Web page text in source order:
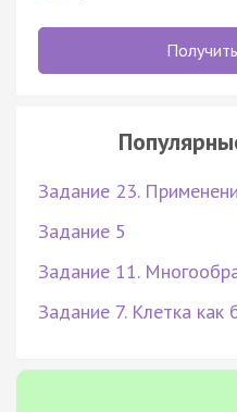
Задание 23.
Задание 5
Задание 11.
Задание 7. Клетка как